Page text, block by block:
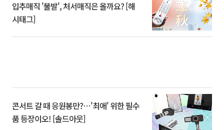
입추매직 '불발', 처서매직은 올까요? [해
시태그]
콘서트 갈 때 응원봉만?⋯'최애' 위한 필수
품 등장이오! [솔드아웃]